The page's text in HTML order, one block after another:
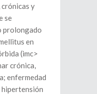
y
se
prolongado
en
(imc>
crónica,
enfermedad